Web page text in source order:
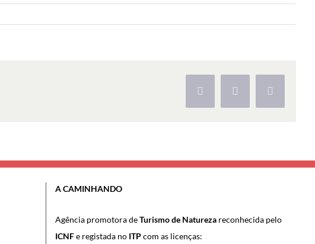
Facebook
X Pinterest
A CAMINHANDO
Agência promotora deTurismo de Natureza reconhecida pelo
ICNFe registada no ITPcom as licenças: